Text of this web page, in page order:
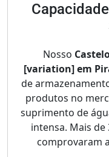
Nosso
[variation] em
de
produtos no
suprimento de
intensa. Mais de
comprovaram